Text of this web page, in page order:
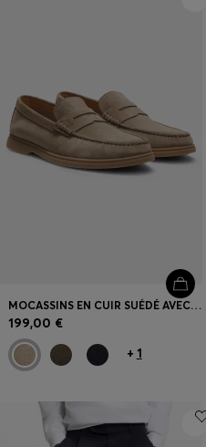
MOCASSINS EN CUIR SUÉDÉ AVEC FINITION PENNY LOGO
199,00 €
+ 1